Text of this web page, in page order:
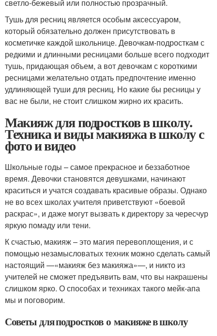
светло-бежевый или полностью прозрачный.
Тушь для ресниц является особым аксессуаром,
который обязательно должен присутствовать в
косметичке каждой школьнице. Девочкам-подросткам с
редкими и длинными ресницами больше всего подходит
тушь, придающая объем, а вот девочкам с короткими
ресницами желательно отдать предпочтение именно
удлиняющей туши для ресниц. Но какие бы ресницы у
вас не были, не стоит слишком жирно их красить.
Макияж для подростков в школу.
Техника и виды макияжа в школу с
фото и видео
Школьные годы – самое прекрасное и беззаботное
время. Девочки становятся девушками, начинают
краситься и учатся создавать красивые образы. Однако
не во всех школах учителя приветствуют «боевой
раскрас», и даже могут вызвать к директору за чересчур
яркую помаду или тени.
К счастью, макияж – это магия перевоплощения, и с
помощью незамысловатых техник можно сделать самый
настоящий —«макияж без макияжа»—, и никто из
учителей не сможет предъявить вам, что вы накрашены
слишком ярко. О способах и техниках такого мейк-апа
мы и поговорим.
Советы для подростков о макияже в школу